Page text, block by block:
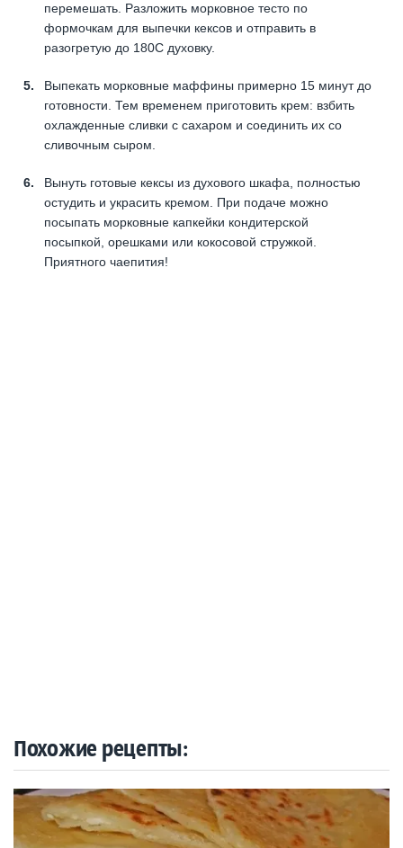
перемешать. Разложить морковное тесто по
формочкам для выпечки кексов и отправить в
разогретую до 180С духовку.
Выпекать морковные маффины примерно 15 минут до
готовности. Тем временем приготовить крем: взбить
охлажденные сливки с сахаром и соединить их со
сливочным сыром.
Вынуть готовые кексы из духового шкафа, полностью
остудить и украсить кремом. При подаче можно
посыпать морковные капкейки кондитерской
посыпкой, орешками или кокосовой стружкой.
Приятного чаепития!
Похожие рецепты: